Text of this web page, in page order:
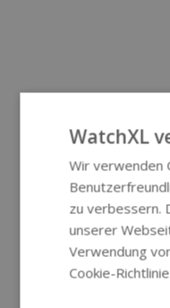
WatchXL
Wir verwenden
zu verbessern.
unserer
Verwendung
Cookie-